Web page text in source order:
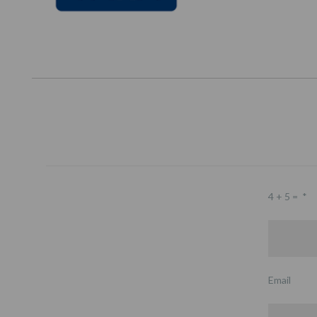
4 + 5 = *
Email